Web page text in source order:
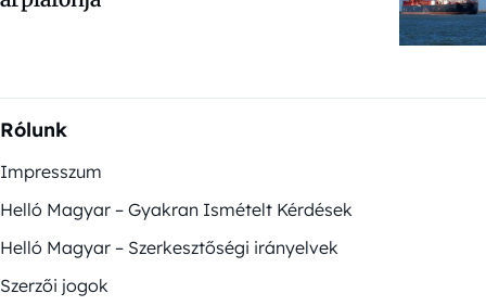
Rólunk
Impresszum
Helló Magyar – Gyakran Ismételt Kérdések
Helló Magyar – Szerkesztőségi irányelvek
Szerzői jogok